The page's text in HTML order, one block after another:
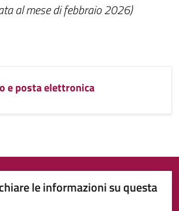
al mese di febbraio 2026)
e posta elettronica
le informazioni su questa